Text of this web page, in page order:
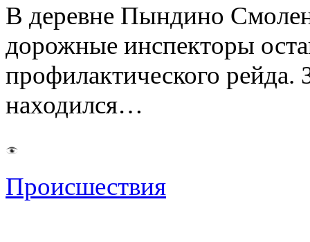
В деревне Пындино
дорожные инспекторы
профилактического рейда.
находился…
Происшествия